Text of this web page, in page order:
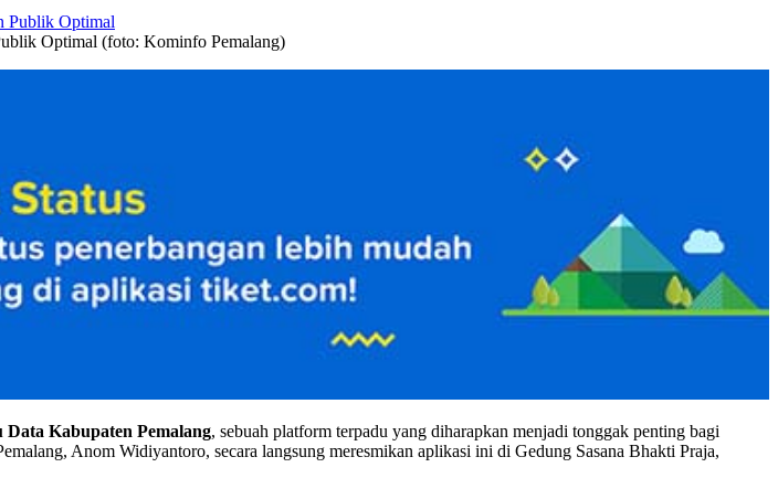
Optimal (foto: Kominfo Pemalang)
Data Kabupaten Pemalang, sebuah platform terpadu yang diharapkan menjadi tonggak penting bagi
Anom Widiyantoro, secara langsung meresmikan aplikasi ini di Gedung Sasana Bhakti Praja,